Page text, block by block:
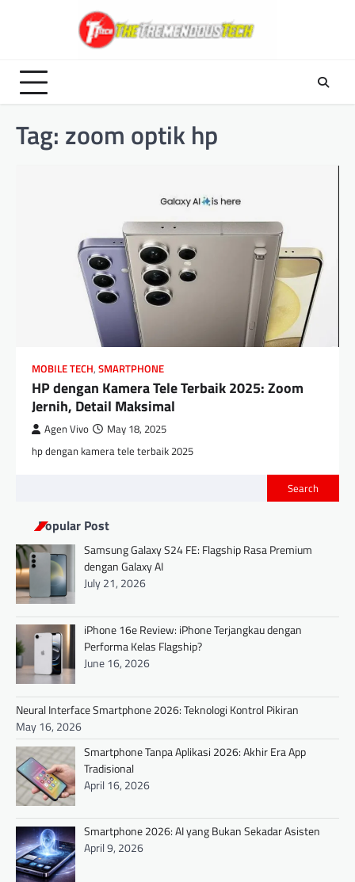
Tag: zoom optik hp
MOBILE TECH, SMARTPHONE
HP dengan Kamera Tele Terbaik 2025: Zoom
Jernih, Detail Maksimal
Agen Vivo May 18, 2025
hp dengan kamera tele terbaik 2025
Search
Popular Post
Samsung Galaxy S24 FE: Flagship Rasa Premium
dengan Galaxy AI
July 21, 2026
iPhone 16e Review: iPhone Terjangkau dengan
Performa Kelas Flagship?
June 16, 2026
Neural Interface Smartphone 2026: Teknologi Kontrol Pikiran
May 16, 2026
Smartphone Tanpa Aplikasi 2026: Akhir Era App
Tradisional
April 16, 2026
Smartphone 2026: AI yang Bukan Sekadar Asisten
April 9, 2026